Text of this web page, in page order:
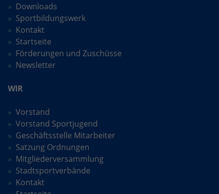
Downloads
Sportbildungswerk
Kontakt
Startseite
Förderungen und Zuschüsse
Newsletter
WIR
Vorstand
Vorstand Sportjugend
Geschäftsstelle Mitarbeiter
Satzung Ordnungen
Mitgliederversammlung
Stadtsportverbände
Kontakt